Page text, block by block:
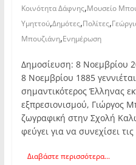
Κοινότητα Δάφνης,Μουσείο
Υμηττού,Δημότες,Πολίτες,
Μπουζιάνη,Ενημέρωση
Δημοσίευση: 8 Νοεμβρίου
8 Νοεμβρίου 1885
σημαντικότερος Έλληνας
εξπρεσιονισμού, Γιώργος
ζωγραφική στην Σχολή
φεύγει για να συνεχίσει τις
Διαβάστε περισσότερα...